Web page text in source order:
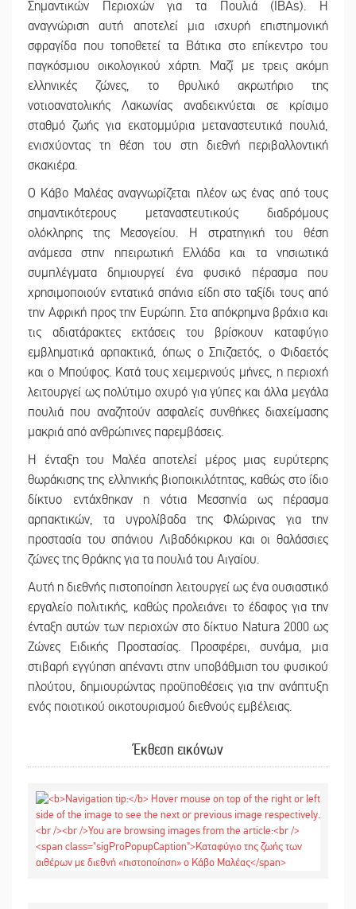
Σημαντικών Περιοχών για τα Πουλιά (IBAs). Η
αναγνώριση αυτή αποτελεί μια ισχυρή επιστημονική
σφραγίδα που τοποθετεί τα Βάτικα στο επίκεντρο του
παγκόσμιου οικολογικού χάρτη. Μαζί με τρεις ακόμη
ελληνικές ζώνες, το θρυλικό ακρωτήριο της
νοτιοανατολικής Λακωνίας αναδεικνύεται σε κρίσιμο
σταθμό ζωής για εκατομμύρια μεταναστευτικά πουλιά,
ενισχύοντας τη θέση του στη διεθνή περιβαλλοντική
σκακιέρα.
Ο Κάβο Μαλέας αναγνωρίζεται πλέον ως ένας από τους
σημαντικότερους μεταναστευτικούς διαδρόμους
ολόκληρης της Μεσογείου. Η στρατηγική του θέση
ανάμεσα στην ηπειρωτική Ελλάδα και τα νησιωτικά
συμπλέγματα δημιουργεί ένα φυσικό πέρασμα που
χρησιμοποιούν εντατικά σπάνια είδη στο ταξίδι τους από
την Αφρική προς την Ευρώπη. Στα απόκρημνα βράχια και
τις αδιατάρακτες εκτάσεις του βρίσκουν καταφύγιο
εμβληματικά αρπακτικά, όπως ο Σπιζαετός, ο Φιδαετός
και ο Μπούφος. Κατά τους χειμερινούς μήνες, η περιοχή
λειτουργεί ως πολύτιμο οχυρό για γύπες και άλλα μεγάλα
πουλιά που αναζητούν ασφαλείς συνθήκες διαχείμασης
μακριά από ανθρώπινες παρεμβάσεις.
Η ένταξη του Μαλέα αποτελεί μέρος μιας ευρύτερης
θωράκισης της ελληνικής βιοποικιλότητας, καθώς στο ίδιο
δίκτυο εντάχθηκαν η νότια Μεσσηνία ως πέρασμα
αρπακτικών, τα υγρολίβαδα της Φλώρινας για την
προστασία του σπάνιου Λιβαδόκιρκου και οι θαλάσσιες
ζώνες της Θράκης για τα πουλιά του Αιγαίου.
Αυτή η διεθνής πιστοποίηση λειτουργεί ως ένα ουσιαστικό
εργαλείο πολιτικής, καθώς προλειάνει το έδαφος για την
ένταξη αυτών των περιοχών στο δίκτυο Natura 2000 ως
Ζώνες Ειδικής Προστασίας. Προσφέρει, συνάμα, μια
στιβαρή εγγύηση απέναντι στην υποβάθμιση του φυσικού
πλούτου, δημιουρώντας προϋποθέσεις για την ανάπτυξη
ενός ποιοτικού οικοτουρισμού διεθνούς εμβέλειας.
Έκθεση εικόνων